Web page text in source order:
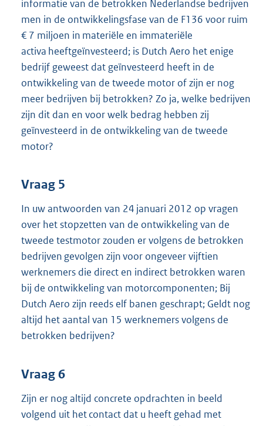
informatie van de betrokken Nederlandse bedrijven
men in de ontwikkelingsfase van de F136 voor ruim
€ 7 miljoen in materiële en immateriële
activa heeftgeïnvesteerd; is Dutch Aero het enige
bedrijf geweest dat geïnvesteerd heeft in de
ontwikkeling van de tweede motor of zijn er nog
meer bedrijven bij betrokken? Zo ja, welke bedrijven
zijn dit dan en voor welk bedrag hebben zij
geïnvesteerd in de ontwikkeling van de tweede
motor?
Vraag 5
In uw antwoorden van 24 januari 2012 op vragen
over het stopzetten van de ontwikkeling van de
tweede testmotor zouden er volgens de betrokken
bedrijven gevolgen zijn voor ongeveer vijftien
werknemers die direct en indirect betrokken waren
bij de ontwikkeling van motorcomponenten; Bij
Dutch Aero zijn reeds elf banen geschrapt; Geldt nog
altijd het aantal van 15 werknemers volgens de
betrokken bedrijven?
Vraag 6
Zijn er nog altijd concrete opdrachten in beeld
volgend uit het contact dat u heeft gehad met